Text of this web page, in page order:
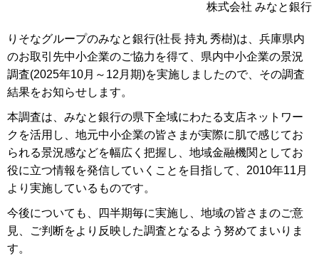
株式会社 みなと銀行
りそなグループのみなと銀行(社長 持丸 秀樹)は、兵庫県内
のお取引先中小企業のご協力を得て、県内中小企業の景況
調査(2025年10月～12月期)を実施しましたので、その調査
結果をお知らせします。
本調査は、みなと銀行の県下全域にわたる支店ネットワー
クを活用し、地元中小企業の皆さまが実際に肌で感じてお
られる景況感などを幅広く把握し、地域金融機関としてお
役に立つ情報を発信していくことを目指して、2010年11月
より実施しているものです。
今後についても、四半期毎に実施し、地域の皆さまのご意
見、ご判断をより反映した調査となるよう努めてまいりま
す。